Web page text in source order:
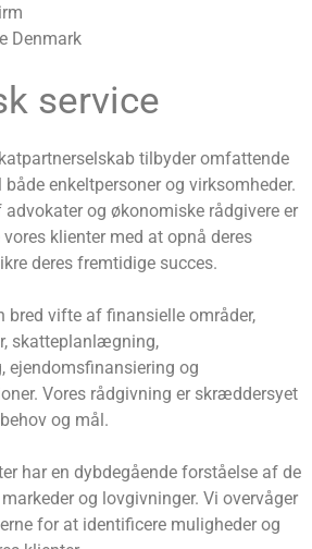
Denmark
service
tilbyder omfattende
enkeltpersoner og virksomheder.
og økonomiske rådgivere er
klienter med at opnå deres
deres fremtidige succes.
bred vifte af finansielle områder,
skatteplanlægning,
og
Vores rådgivning er skræddersyet
og mål.
har en dybdegående forståelse af de
og lovgivninger. Vi overvåger
for at identificere muligheder og